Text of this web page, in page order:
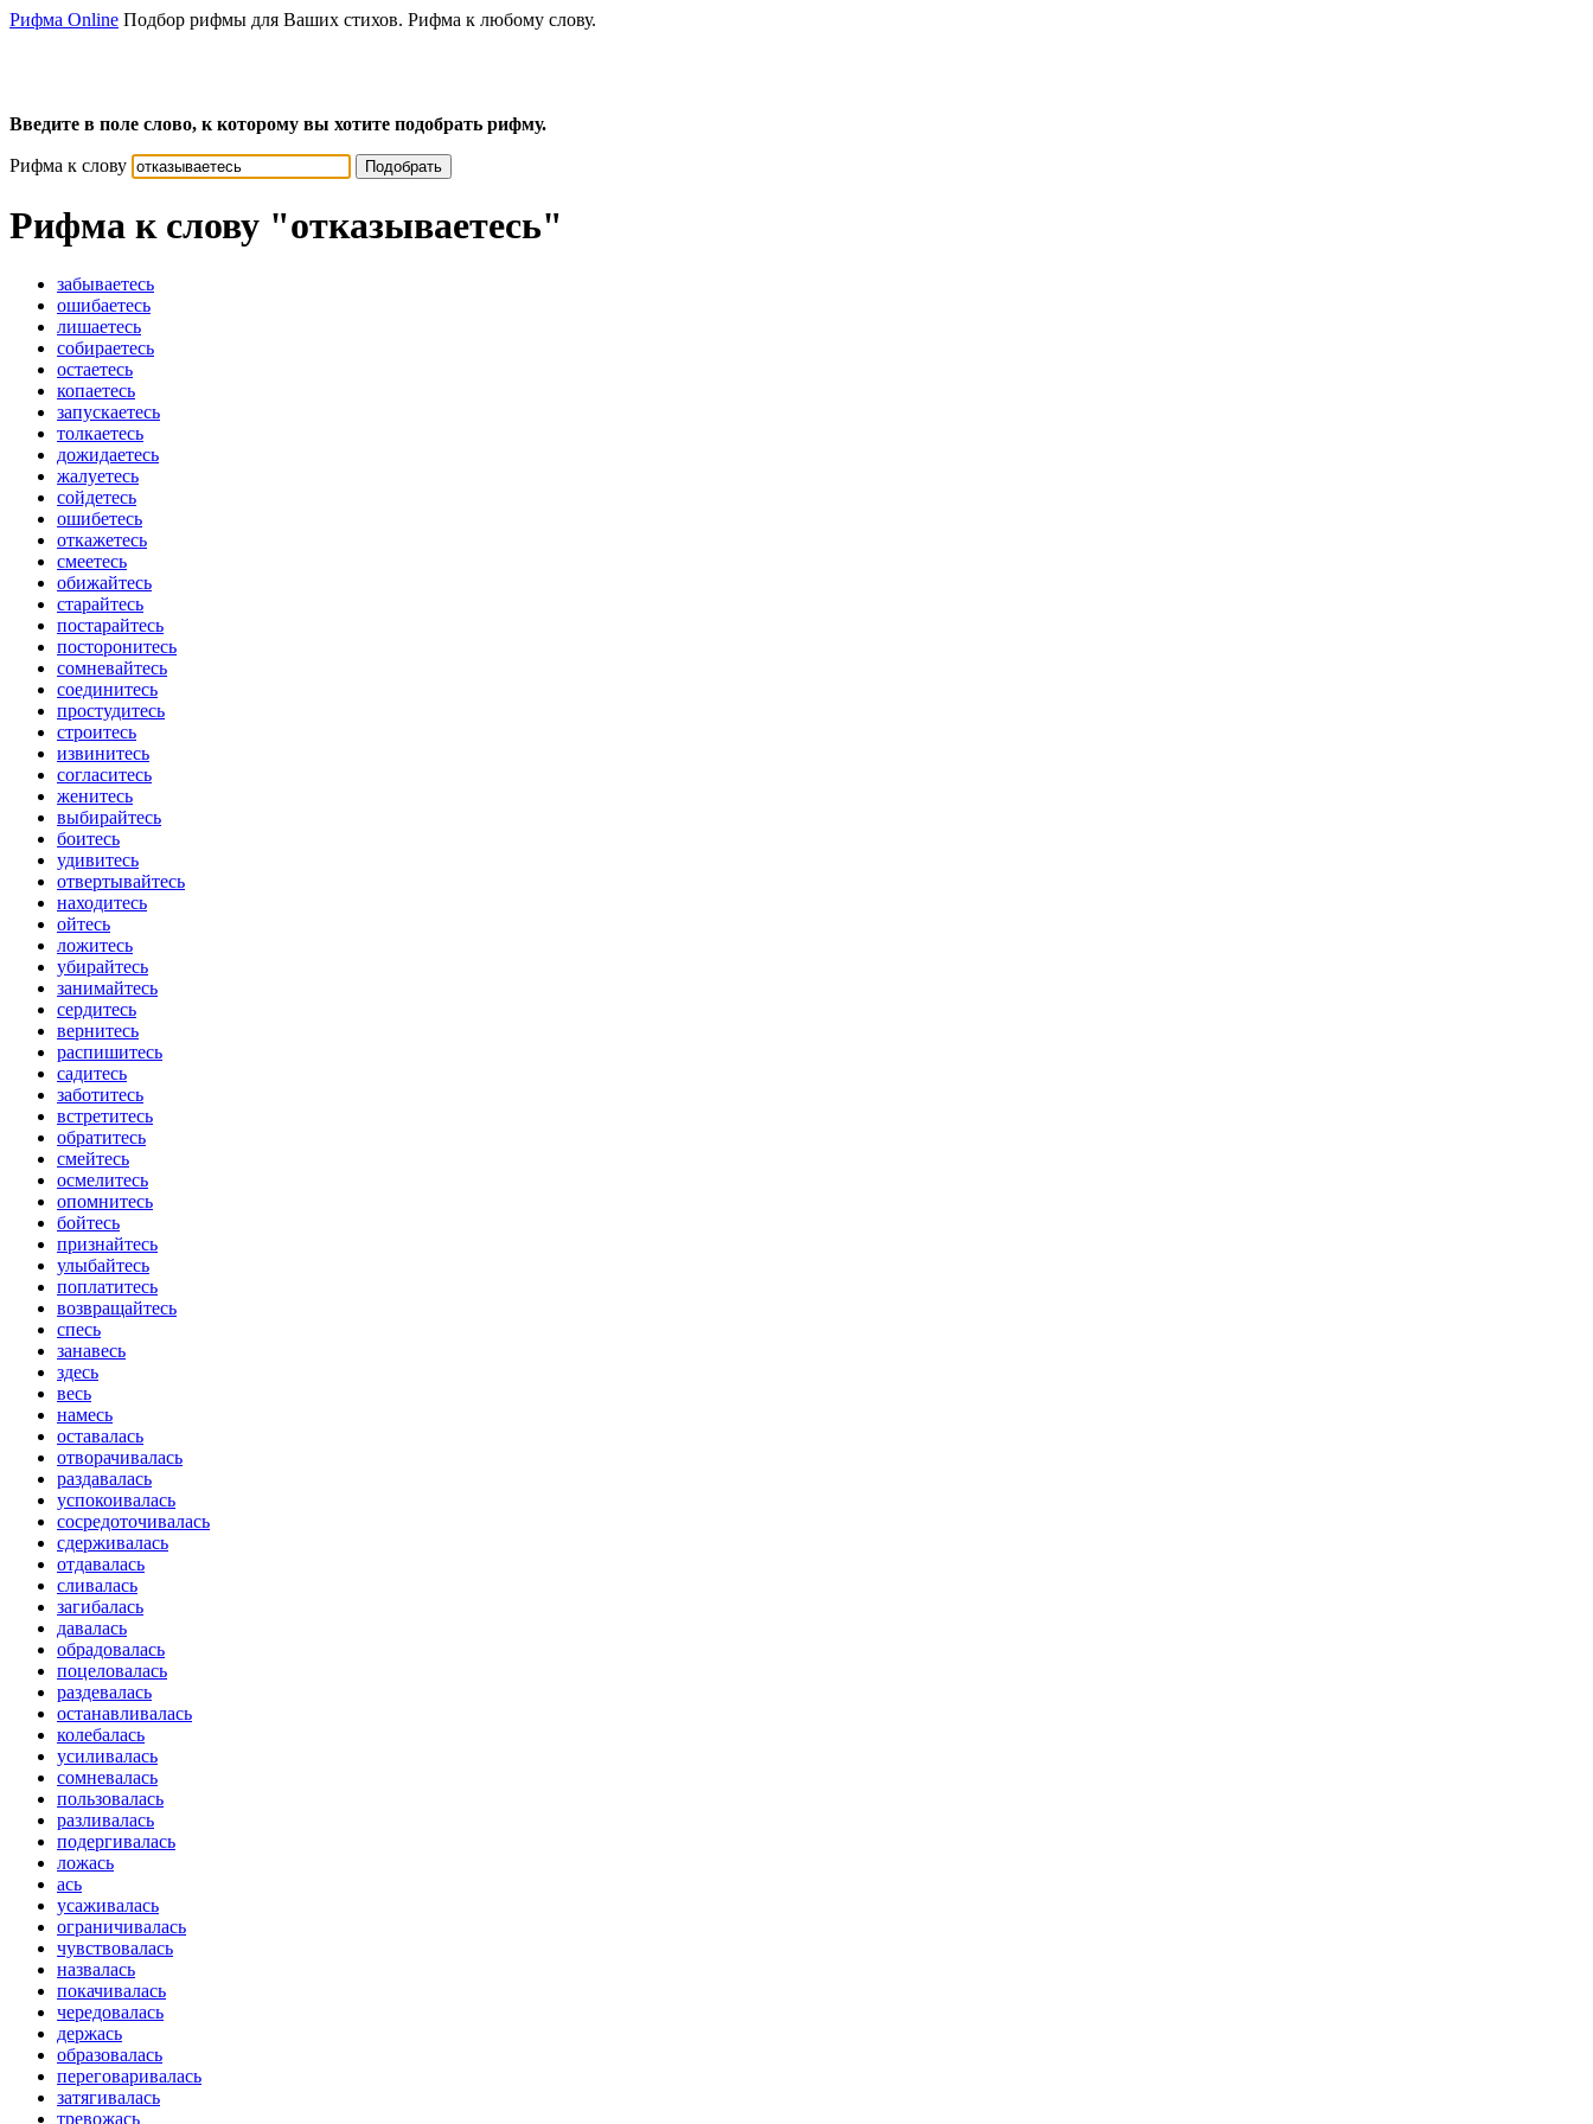
Рифма Online Подбор рифмы для Ваших стихов. Рифма к любому слову.
Введите в поле слово, к которому вы хотите подобрать рифму.
Рифма к слову Подобрать
Рифма к слову "отказываетесь"
забываетесь
ошибаетесь
лишаетесь
собираетесь
остаетесь
копаетесь
запускаетесь
толкаетесь
дожидаетесь
жалуетесь
сойдетесь
ошибетесь
откажетесь
смеетесь
обижайтесь
старайтесь
постарайтесь
посторонитесь
сомневайтесь
соединитесь
простудитесь
строитесь
извинитесь
согласитесь
женитесь
выбирайтесь
боитесь
удивитесь
отвертывайтесь
находитесь
ойтесь
ложитесь
убирайтесь
занимайтесь
сердитесь
вернитесь
распишитесь
садитесь
заботитесь
встретитесь
обратитесь
смейтесь
осмелитесь
опомнитесь
бойтесь
признайтесь
улыбайтесь
поплатитесь
возвращайтесь
спесь
занавесь
здесь
весь
намесь
оставалась
отворачивалась
раздавалась
успокоивалась
сосредоточивалась
сдерживалась
отдавалась
сливалась
загибалась
давалась
обрадовалась
поцеловалась
раздевалась
останавливалась
колебалась
усиливалась
сомневалась
пользовалась
разливалась
подергивалась
ложась
ась
усаживалась
ограничивалась
чувствовалась
назвалась
покачивалась
чередовалась
держась
образовалась
переговаривалась
затягивалась
тревожась